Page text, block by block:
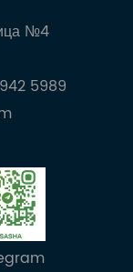
№4
5989